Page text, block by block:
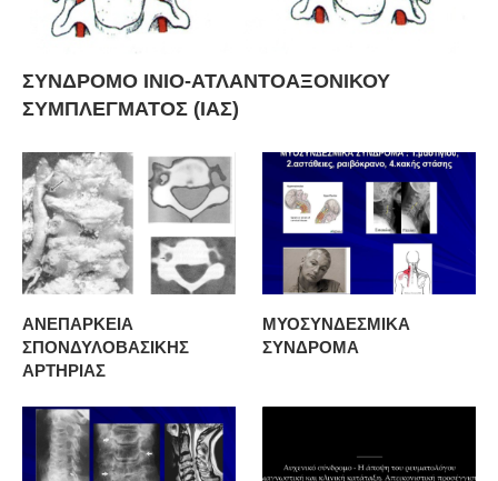
ΣΥΝΔΡΟΜΟ ΙΝΙΟ-ΑΤΛΑΝΤΟΑΞΟΝΙΚΟΥ
ΣΥΜΠΛΕΓΜΑΤΟΣ (ΙΑΣ)
ΑΝΕΠΑΡΚΕΙΑ
ΣΠΟΝΔΥΛΟΒΑΣΙΚΗΣ
ΑΡΤΗΡΙΑΣ
ΜΥΟΣΥΝΔΕΣΜΙΚΑ
ΣΥΝΔΡΟΜΑ